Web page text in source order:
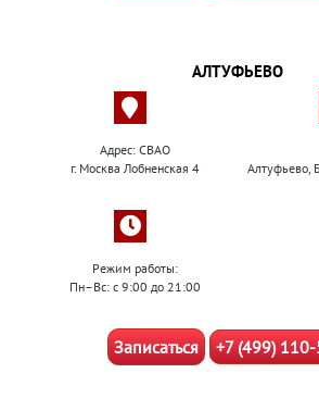
АЛТУФЬЕВО
Адрес: СВАО
г. Москва Лобненская 4
Алтуфьево,
Режим работы:
Пн–Вс: с 9:00 до 21:00
Записаться +7 (499)